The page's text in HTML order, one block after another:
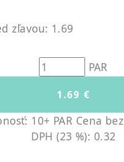
zľavou: 1.69
PAR
10+ PAR Cena
DPH (23 %): 0.32